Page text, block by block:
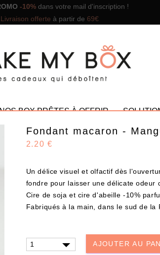
-10% dans votre mail d'inscription !
Livraison offerte à partir de 69€
BOX PRÊTES À OFFRIR
Fondant macaron -
2.20 €
Un délice visuel et olfactif dès
fondre pour laisser une délicate odeur
Cire de soja et cire d'abeille -10%
Fabriqués à la main, dans le sud de la
AJOUTER AU
NOS PROMOTIONS